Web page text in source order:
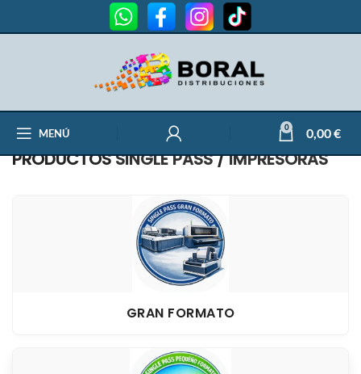
MENÚ 0 0,00€
PRODUCTOSSINGLE PASS/IMPRESORAS
GRAN FORMATO